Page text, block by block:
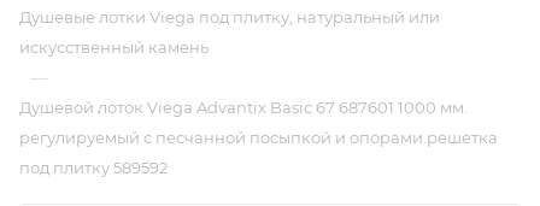
Душевые лотки Viega под плитку, натуральный или
искусственный камень
—
Душевой лоток Viega Advantix Basic 67 687601 1000 мм.
регулируемый с песчанной посыпкой и опорами.решетка
под плитку 589592